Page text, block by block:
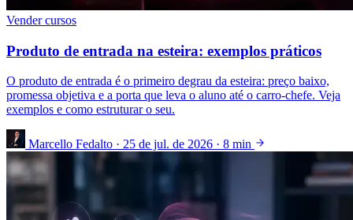
Vender cursos
Produto de entrada na esteira: exemplos práticos
O produto de entrada é o primeiro degrau da esteira: preço baixo,
promessa objetiva e a porta que leva o aluno até o carro-chefe. Veja
exemplos e como estruturar o seu.
Marcello Fedalto · 25 de jul. de 2026 · 8 min